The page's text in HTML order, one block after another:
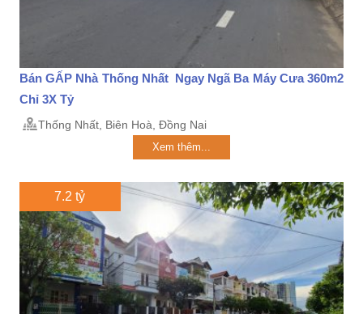
Bán GẤP Nhà Thống Nhất Ngay Ngã Ba Máy Cưa 360m2
Chỉ 3X Tỷ
Thống Nhất, Biên Hoà, Đồng Nai
Xem thêm...
7.2 tỷ